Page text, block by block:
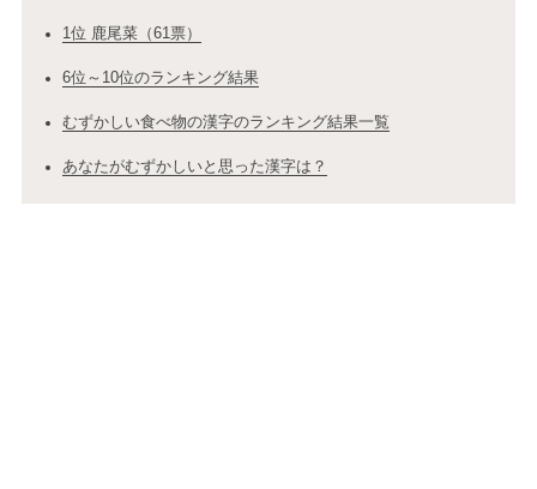
1位 鹿尾菜（61票）
6位～10位のランキング結果
むずかしい食べ物の漢字のランキング結果一覧
あなたがむずかしいと思った漢字は？